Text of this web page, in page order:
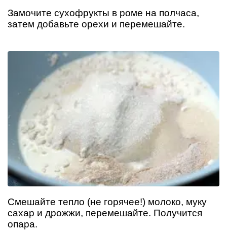
Замочите сухофрукты в роме на полчаса,
затем добавьте орехи и перемешайте.
Смешайте тепло (не горячее!) молоко, муку
сахар и дрожжи, перемешайте. Получится
опара.